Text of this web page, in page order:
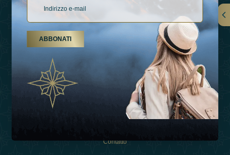
Collegamenti
Esperienza
Contatto
ABBONATI